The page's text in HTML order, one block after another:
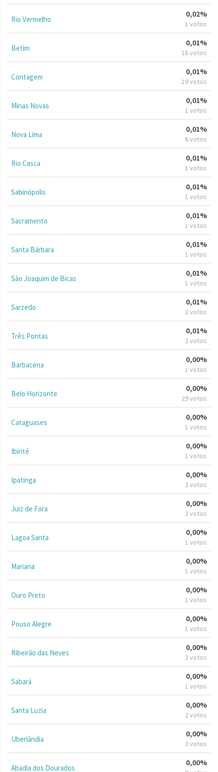
Rio Vermelho
0,02%
1 votos
Betim
0,01%
18 votos
Contagem
0,01%
19 votos
Minas Novas
0,01%
1 votos
Nova Lima
0,01%
6 votos
Rio Casca
0,01%
1 votos
Sabinópolis
0,01%
1 votos
Sacramento
0,01%
1 votos
Santa Bárbara
0,01%
1 votos
São Joaquim de Bicas
0,01%
1 votos
Sarzedo
0,01%
2 votos
Três Pontas
0,01%
2 votos
Barbacena
0,00%
1 votos
Belo Horizonte
0,00%
29 votos
Cataguases
0,00%
1 votos
Ibirité
0,00%
1 votos
Ipatinga
0,00%
2 votos
Juiz de Fora
0,00%
2 votos
Lagoa Santa
0,00%
1 votos
Mariana
0,00%
1 votos
Ouro Preto
0,00%
1 votos
Pouso Alegre
0,00%
1 votos
Ribeirão das Neves
0,00%
2 votos
Sabará
0,00%
1 votos
Santa Luzia
0,00%
2 votos
Uberlândia
0,00%
3 votos
Abadia dos Dourados
0,00%